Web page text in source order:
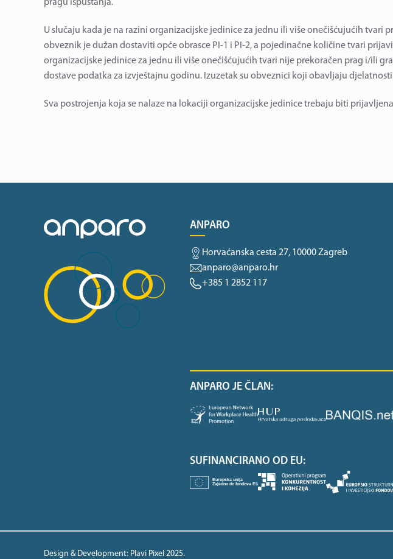
pragu ispuštanja.
U slučaju kada je na razini organizacijske jedinice za jednu ili više onečišćujućih
obveznik je dužan dostaviti opće obrasce PI-1 i PI-2, a pojedinačne količine tvari
organizacijske jedinice za jednu ili više onečišćujućih tvari nije prekoračen prag i/ili
dostave podatka za izvještajnu godinu. Izuzetak su obveznici koji obavljaju
Sva postrojenja koja se nalaze na lokaciji organizacijske jedinice trebaju biti
ANPARO
Horvaćanska cesta 27, 10000 Zagreb
anparo@anparo.hr
+385 1 2852 117
ANPARO JE ČLAN:
SUFINANCIRANO OD EU:
Design & Development: Plavi Pixel 2025.